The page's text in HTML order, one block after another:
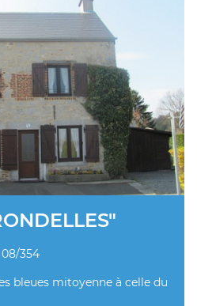
354
bleues mitoyenne à celle du